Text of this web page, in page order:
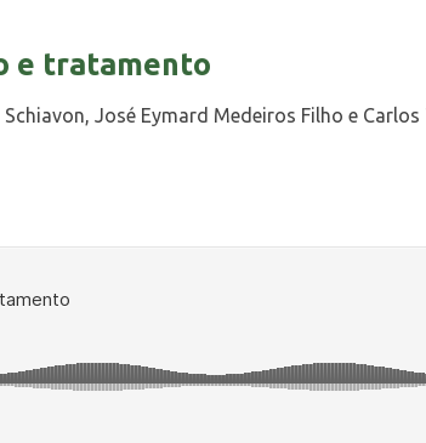
e tratamento
José Eymard Medeiros Filho e Carlos